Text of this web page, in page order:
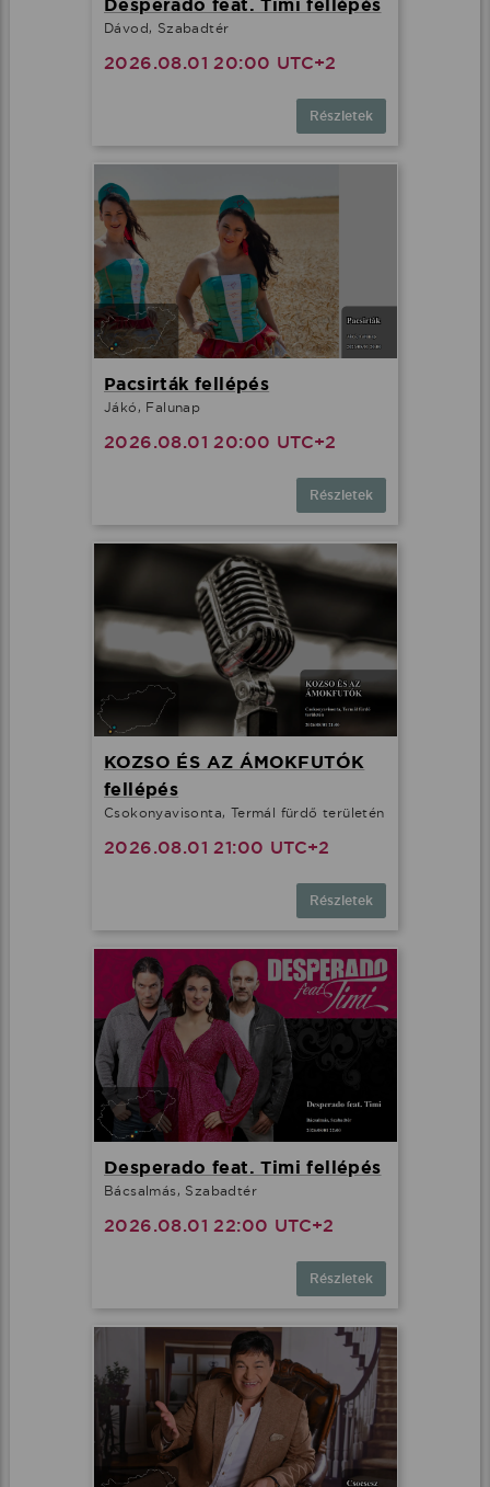
Desperado feat. Timi fellépés
Dávod, Szabadtér
2026.08.01 20:00 UTC+2
Részletek
Pacsirták fellépés
Jákó, Falunap
2026.08.01 20:00 UTC+2
Részletek
KOZSO ÉS AZ ÁMOKFUTÓK
fellépés
Csokonyavisonta, Termál fürdő területén
2026.08.01 21:00 UTC+2
Részletek
Desperado feat. Timi fellépés
Bácsalmás, Szabadtér
2026.08.01 22:00 UTC+2
Részletek